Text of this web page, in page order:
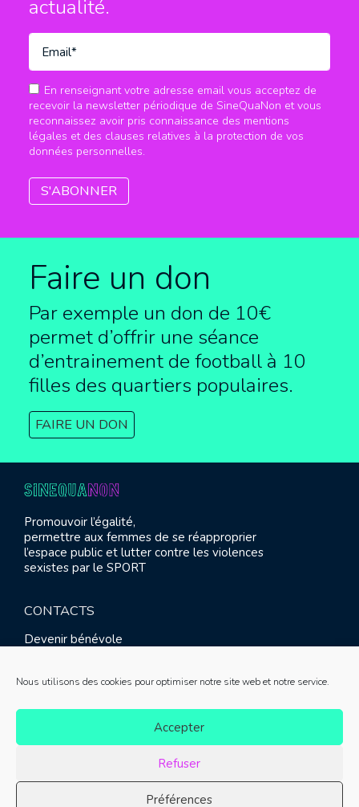
Nous utilisons des cookies pour optimiser notre site web et notre service.
Accepter
Refuser
Préférences
actualité.
En renseignant votre adresse email vous acceptez de
recevoir la newsletter périodique de SineQuaNon et vous
reconnaissez avoir pris connaissance des mentions
légales et des clauses relatives à la protection de vos
données personnelles.
Faire un don
Par exemple un don de 10€
permet d’offrir une séance
d’entrainement de football à 10
filles des quartiers populaires.
FAIRE UN DON
Promouvoir l’égalité,
permettre aux femmes de se réapproprier
l’espace public et lutter contre les violences
sexistes par le SPORT
CONTACTS
Devenir bénévole
Contact